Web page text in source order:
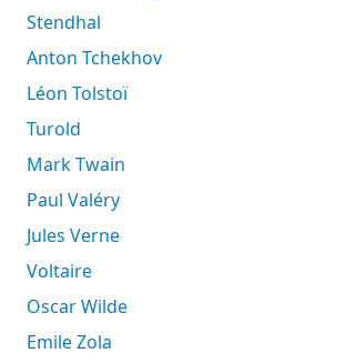
Stendhal
Anton Tchekhov
Léon Tolstoï
Turold
Mark Twain
Paul Valéry
Jules Verne
Voltaire
Oscar Wilde
Emile Zola